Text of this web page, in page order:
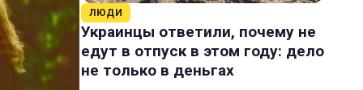
ЛЮДИ
Украинцы ответили, почему не
едут в отпуск в этом году: дело
не только в деньгах